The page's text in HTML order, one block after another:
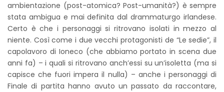
ambientazione (post-atomica? Post-umanità?) è sempre
stata ambigua e mai definita dal drammaturgo irlandese.
Certo è che i personaggi si ritrovano isolati in mezzo al
niente. Così come i due vecchi protagonisti de “Le sedie”, il
capolavoro di Ioneco (che abbiamo portato in scena due
anni fa) – i quali si ritrovano anch’essi su un’isoletta (ma si
capisce che fuori impera il nulla) – anche i personaggi di
Finale di partita hanno avuto un passato da raccontare,